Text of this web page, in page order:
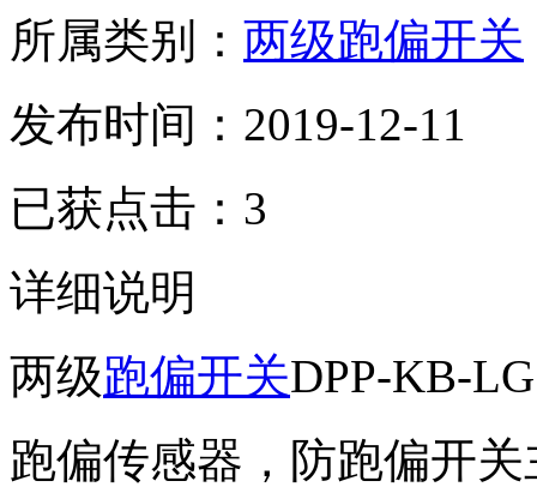
所属类别： 两级跑偏开关
发布时间：2019-12-11
已获点击：3
详细说明
两级跑偏开关DPP-KB-LG
跑偏传感器，防跑偏开